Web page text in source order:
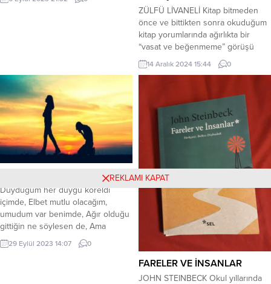
ZÜLFÜ LİVANELİ Kitap bitmeden
önce ve bittikten sonra okuduğum
kitap yorumlarında ağırlıkta bir
“vasat ve beğenmeme” görüşü
hakimdi. Tabii bu benim okuduğum
ilk Livaneli kitabı olduğu için olsa
kriterim yoktu. Ben kitabı
beğenmedim diyemem ancak arka
kapakta bahsi geçen göçmen
meselesi ve kapitalist düzenin
getirdiği rant...
14 Aralık 2024 15:44 0
Duyduğum her duygu köreldi
içimde, Elbet mutlu olacağım,
umudum var benimde, Ağır olduğu
gittiğin ne söylesen de, Ama
unutma bu acı ikimize de yeter,
elbette, Ayrılmak zor geldi ikimize
29 Eylül 2023 14:07 0
FARELER VE İNSANLAR
JOHN STEINBECK Okul yıllarında
REKLAMI KAPAT